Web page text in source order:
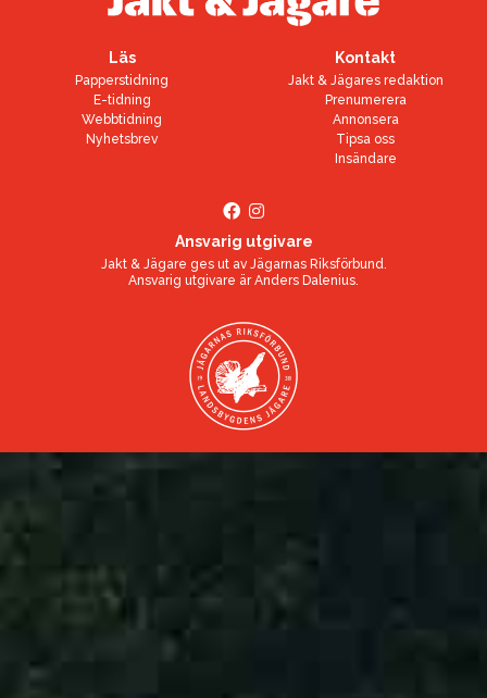
Läs
Papperstidning
E-tidning
Webbtidning
Nyhetsbrev
Kontakt
Jakt & Jägares redaktion
Prenumerera
Annonsera
Tipsa oss
Insändare
Ansvarig utgivare
Jakt & Jägare ges ut av Jägarnas Riksförbund.
Ansvarig utgivare ärAnders Dalenius.